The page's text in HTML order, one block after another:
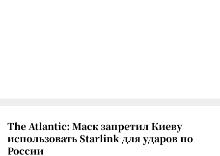
The Atlantic: Маск запретил Киеву
использовать Starlink для ударов по
России